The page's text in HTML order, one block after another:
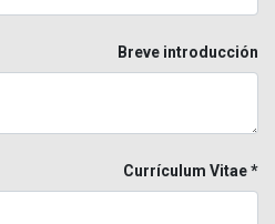
Breve introducción
Currículum Vitae